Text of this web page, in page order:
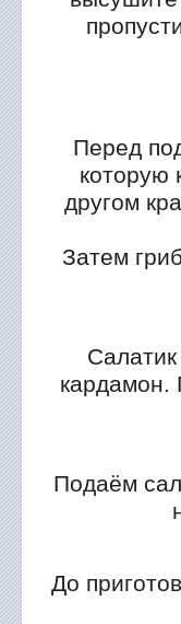
Перед
которую
другом
Затем
кардамон.
Подаём
До